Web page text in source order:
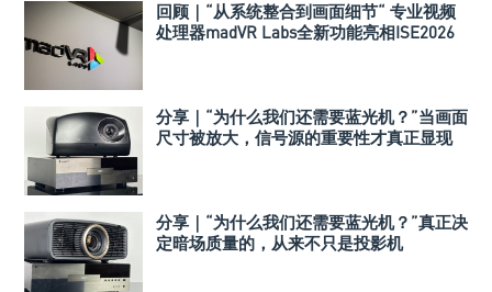
回顾｜“从系统整合到画面细节“ 专业视频
处理器madVR Labs全新功能亮相ISE2026
分享｜“为什么我们还需要蓝光机？”当画面
尺寸被放大，信号源的重要性才真正显现
分享｜“为什么我们还需要蓝光机？”真正决
定暗场质量的，从来不只是投影机